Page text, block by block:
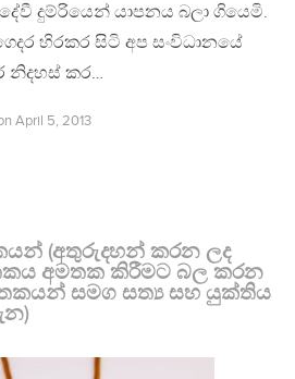
දුම්රියෙන් යාපනය බලා ගියෙමි.
හිරකර සිටි අප සංවිධානයේ
නිදහස් කර…
April 5, 2013
(අතුරුදහන් කරන ලද
අමතක කිරීමට බල කරන
සමග සත්‍ය සහ යුක්තිය